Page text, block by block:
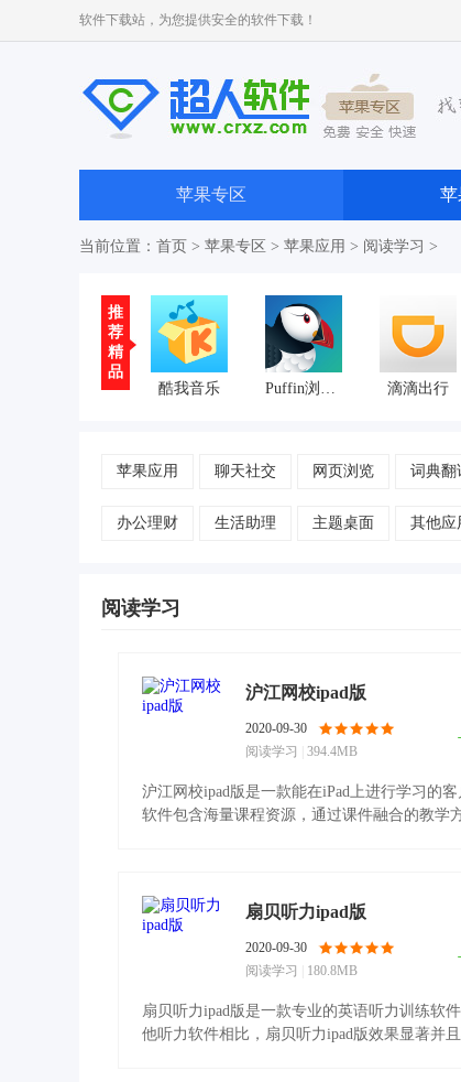
软件下载站，为您提供安全的软件下载！
苹果专区 苹
当前位置： 首页 > 苹果专区 > 苹果应用 > 阅读学习 >
推
荐
精
品
酷我音乐
Puffin浏览器 滴滴出行
苹果应用 聊天社交 网页浏览 词典翻
办公理财 生活助理 主题桌面 其他应
阅读学习
沪江网校ipad版
2020-09-30
阅读学习
394.4MB
沪江网校ipad版是一款能在iPad上进行学习的客
软件包含海量课程资源，通过课件融合的教学
扇贝听力ipad版
2020-09-30
阅读学习
180.8MB
扇贝听力ipad版是一款专业的英语听力训练软
他听力软件相比，扇贝听力ipad版效果显著并